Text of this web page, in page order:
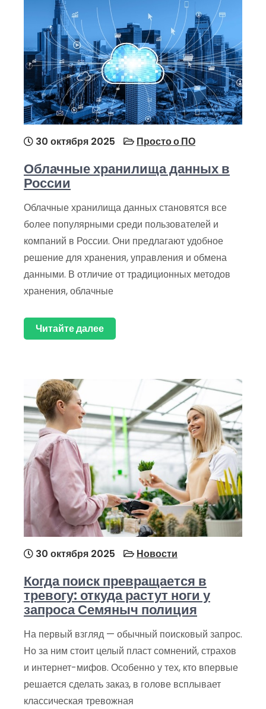
30 октября 2025 Просто о ПО
Облачные хранилища данных в
России
Облачные хранилища данных становятся все
более популярными среди пользователей и
компаний в России. Они предлагают удобное
решение для хранения, управления и обмена
данными. В отличие от традиционных методов
хранения, облачные
Читайте далее
30 октября 2025 Новости
Когда поиск превращается в
тревогу: откуда растут ноги у
запроса Семяныч полиция
На первый взгляд — обычный поисковый запрос.
Но за ним стоит целый пласт сомнений, страхов
и интернет-мифов. Особенно у тех, кто впервые
решается сделать заказ, в голове всплывает
классическая тревожная